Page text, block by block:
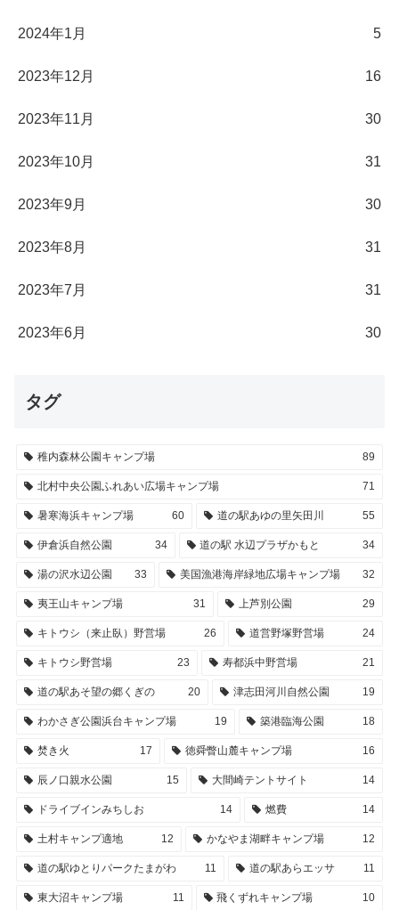
2024年1月 5
2023年12月 16
2023年11月 30
2023年10月 31
2023年9月 30
2023年8月 31
2023年7月 31
2023年6月 30
タグ
稚内森林公園キャンプ場 89
北村中央公園ふれあい広場キャンプ場 71
暑寒海浜キャンプ場 60 道の駅あゆの里矢田川 55
伊倉浜自然公園 34 道の駅 水辺プラザかもと 34
湯の沢水辺公園 33 美国漁港海岸緑地広場キャンプ場 32
夷王山キャンプ場 31 上芦別公園 29
キトウシ（来止臥）野営場 26 道営野塚野営場 24
キトウシ野営場 23 寿都浜中野営場 21
道の駅あそ望の郷くぎの 20 津志田河川自然公園 19
わかさぎ公園浜台キャンプ場 19 築港臨海公園 18
焚き火 17 徳舜瞥山麓キャンプ場 16
辰ノ口親水公園 15 大間崎テントサイト 14
ドライブインみちしお 14 燃費 14
土村キャンプ適地 12 かなやま湖畔キャンプ場 12
道の駅ゆとりパークたまがわ 11 道の駅あらエッサ 11
東大沼キャンプ場 11 飛くずれキャンプ場 10